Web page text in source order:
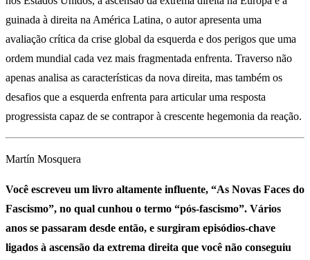
guinada à direita na América Latina, o autor apresenta uma
avaliação crítica da crise global da esquerda e dos perigos que uma
ordem mundial cada vez mais fragmentada enfrenta. Traverso não
apenas analisa as características da nova direita, mas também os
desafios que a esquerda enfrenta para articular uma resposta
progressista capaz de se contrapor à crescente hegemonia da reação.
Martín Mosquera
Você escreveu um livro altamente influente, “As Novas Faces do
Fascismo”, no qual cunhou o termo “pós-fascismo”. Vários
anos se passaram desde então, e surgiram episódios-chave
ligados à ascensão da extrema direita que você não conseguiu